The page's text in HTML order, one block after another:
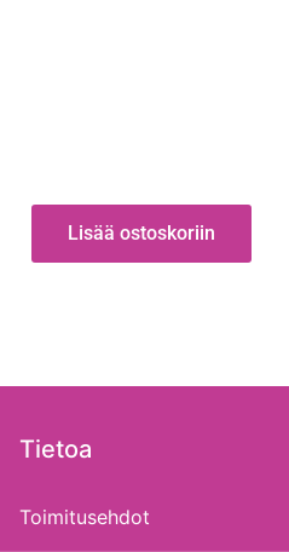
Lisää ostoskoriin
Tietoa
Toimitusehdot